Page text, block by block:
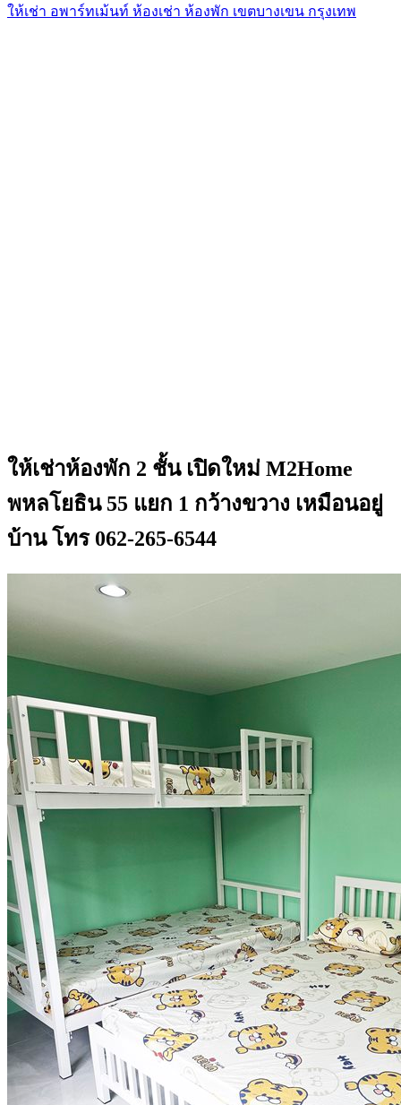
ให้เช่า อพาร์ทเม้นท์ ห้องเช่า ห้องพัก เขตบางเขน กรุงเทพ
ให้เช่าห้องพัก 2 ชั้น เปิดใหม่ M2Home
พหลโยธิน 55 แยก 1 กว้างขวาง เหมือนอยู่
บ้าน โทร 062-265-6544